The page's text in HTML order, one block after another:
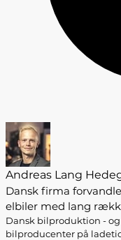
Andreas Lang
Dansk firma
elbiler med lang
Dansk bilproduktion -
bilproducenter på